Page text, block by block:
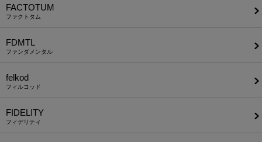
FACTOTUM
ファクトタム
FDMTL
ファンダメンタル
felkod
フィルコッド
FIDELITY
フィデリティ